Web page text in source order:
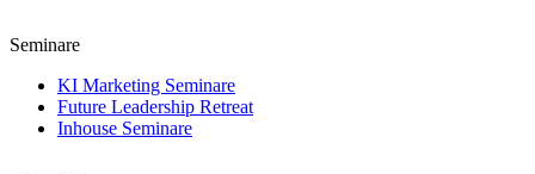
Seminare
KI Marketing Seminare
Future Leadership Retreat
Inhouse Seminare